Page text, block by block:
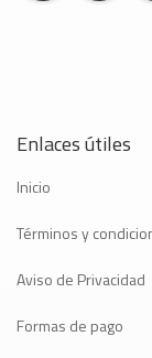
Enlaces útiles
Inicio
Términos y
Aviso de Privacidad
Formas de pago